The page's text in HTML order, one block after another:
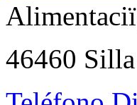
46460 Silla